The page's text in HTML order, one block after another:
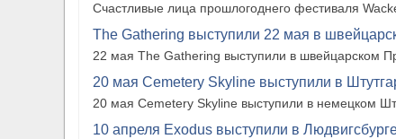
Счастливые лица прошлогоднего фестиваля
The Gathering выступили 22 мая в
22 мая The Gathering выступили в швейцарском
20 мая Cemetery Skyline выступили в
20 мая Cemetery Skyline выступили в немецком
10 апреля Exodus выступили в